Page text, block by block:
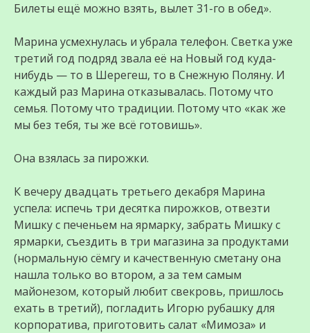
Билеты ещё можно взять, вылет 31-го в обед».
Марина усмехнулась и убрала телефон. Светка уже
третий год подряд звала её на Новый год куда-
нибудь — то в Шерегеш, то в Снежную Поляну. И
каждый раз Марина отказывалась. Потому что
семья. Потому что традиции. Потому что «как же
мы без тебя, ты же всё готовишь».
Она взялась за пирожки.
К вечеру двадцать третьего декабря Марина
успела: испечь три десятка пирожков, отвезти
Мишку с печеньем на ярмарку, забрать Мишку с
ярмарки, съездить в три магазина за продуктами
(нормальную сёмгу и качественную сметану она
нашла только во втором, а за тем самым
майонезом, который любит свекровь, пришлось
ехать в третий), погладить Игорю рубашку для
корпоратива, приготовить салат «Мимоза» и